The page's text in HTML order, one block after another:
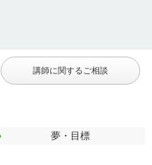
講師に関するご相談
夢・目標